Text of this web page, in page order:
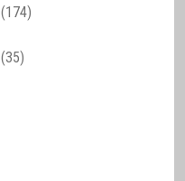
(174)
(35)